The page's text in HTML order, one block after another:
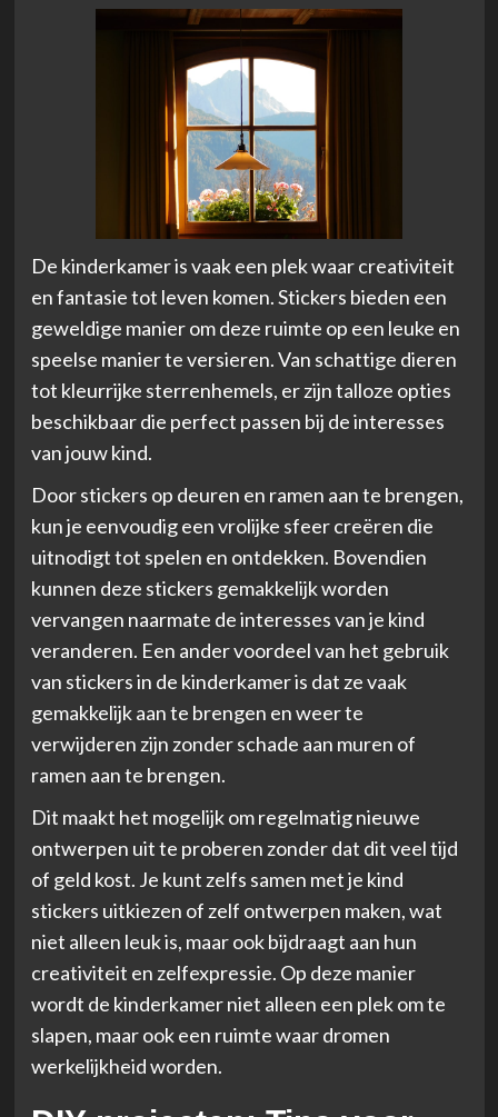
De kinderkamer is vaak een plek waar creativiteit
en fantasie tot leven komen. Stickers bieden een
geweldige manier om deze ruimte op een leuke en
speelse manier te versieren. Van schattige dieren
tot kleurrijke sterrenhemels, er zijn talloze opties
beschikbaar die perfect passen bij de interesses
van jouw kind.
Door stickers op deuren en ramen aan te brengen,
kun je eenvoudig een vrolijke sfeer creëren die
uitnodigt tot spelen en ontdekken. Bovendien
kunnen deze stickers gemakkelijk worden
vervangen naarmate de interesses van je kind
veranderen. Een ander voordeel van het gebruik
van stickers in de kinderkamer is dat ze vaak
gemakkelijk aan te brengen en weer te
verwijderen zijn zonder schade aan muren of
ramen aan te brengen.
Dit maakt het mogelijk om regelmatig nieuwe
ontwerpen uit te proberen zonder dat dit veel tijd
of geld kost. Je kunt zelfs samen met je kind
stickers uitkiezen of zelf ontwerpen maken, wat
niet alleen leuk is, maar ook bijdraagt aan hun
creativiteit en zelfexpressie. Op deze manier
wordt de kinderkamer niet alleen een plek om te
slapen, maar ook een ruimte waar dromen
werkelijkheid worden.